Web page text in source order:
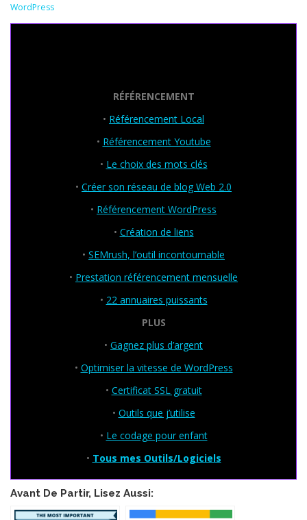
WordPress
RÉFÉRENCEMENT
• Référencement Local
• Référencement Youtube
• Le choix des mots clés
• Créer son réseau de blog Web 2.0
• Référencement WordPress
• Création de liens
• SEMrush, l’outil incontournable
• Prestation référencement mensuelle
• 22 annuaires puissants
PLUS
• Gagnez plus d’argent
• Optimiser la vitesse de WordPress
• Certificat SSL gratuit
• Outils que j’utilise
• Le codage pour enfant
• Tous mes Outils/Logiciels
Avant De Partir, Lisez Aussi: